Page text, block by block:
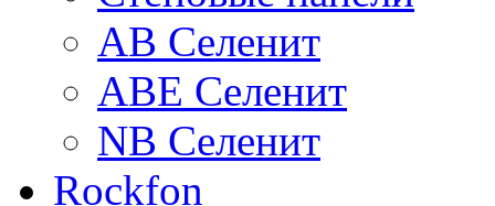
AB Селенит
ABE Селенит
NB Селенит
Rockfon